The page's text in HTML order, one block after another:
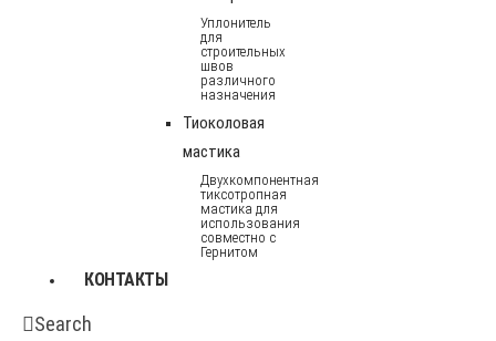
Уплонитель
для
строительных
швов
различного
назначения
Тиоколовая
мастика
Двухкомпонентная
тиксотропная
мастика для
использования
совместно с
Гернитом
КОНТАКТЫ
Search